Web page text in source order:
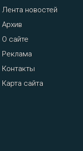
Лента новостей
Архив
О сайте
Реклама
Контакты
Карта сайта